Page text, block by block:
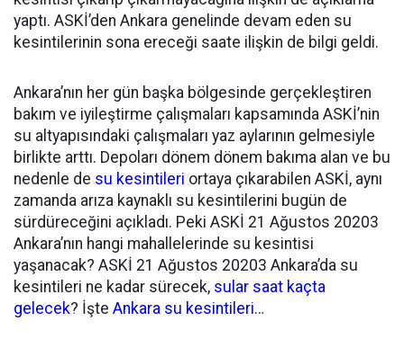
yaptı. ASKİ’den Ankara genelinde devam eden su
kesintilerinin sona ereceği saate ilişkin de bilgi geldi.
Ankara’nın her gün başka bölgesinde gerçekleştiren
bakım ve iyileştirme çalışmaları kapsamında ASKİ’nin
su altyapısındaki çalışmaları yaz aylarının gelmesiyle
birlikte arttı. Depoları dönem dönem bakıma alan ve bu
nedenle de su kesintileri ortaya çıkarabilen ASKİ, aynı
zamanda arıza kaynaklı su kesintilerini bugün de
sürdüreceğini açıkladı. Peki ASKİ 21 Ağustos 20203
Ankara’nın hangi mahallelerinde su kesintisi
yaşanacak? ASKİ 21 Ağustos 20203 Ankara’da su
kesintileri ne kadar sürecek, sular saat kaçta
gelecek? İşte Ankara su kesintileri…